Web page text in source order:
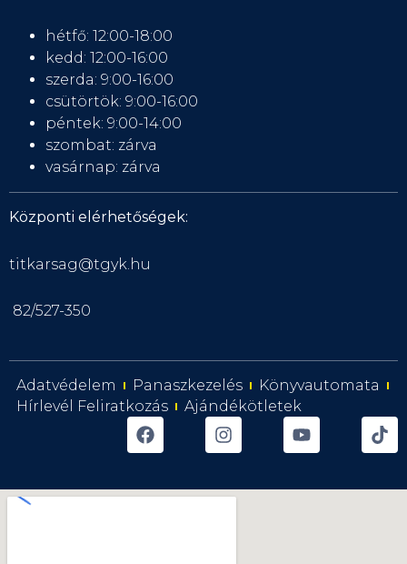
hétfő: 12:00-18:00
kedd: 12:00-16:00
szerda: 9:00-16:00
csütörtök: 9:00-16:00
péntek: 9:00-14:00
szombat: zárva
vasárnap: zárva
Központi elérhetőségek:
titkarsag@tgyk.hu
82/527-350
Adatvédelem Panaszkezelés
Könyvautomata
Hírlevél Feliratkozás
Ajándékötletek